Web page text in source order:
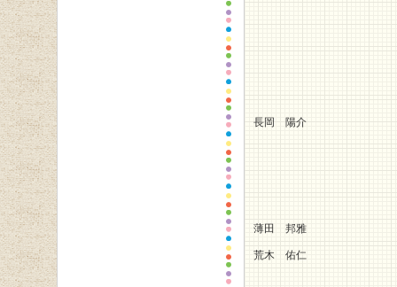
長岡 陽介
薄田 邦雅
荒木 佑仁